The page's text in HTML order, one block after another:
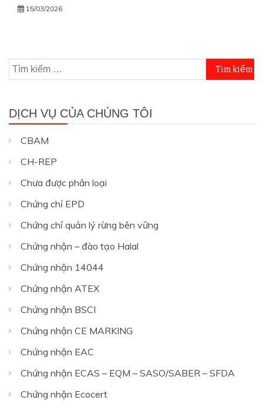
15/03/2026
Tìm
kiếm
DỊCH VỤ CỦA CHÚNG TÔI
CBAM
CH-REP
Chưa được phân loại
Chứng chỉ EPD
Chứng chỉ quản lý rừng bên vững
Chứng nhận – đào tạo Halal
Chứng nhận 14044
Chứng nhận ATEX
Chứng nhận BSCI
Chứng nhận CE MARKING
Chứng nhận EAC
Chứng nhận ECAS – EQM – SASO/SABER – SFDA
Chứng nhận Ecocert